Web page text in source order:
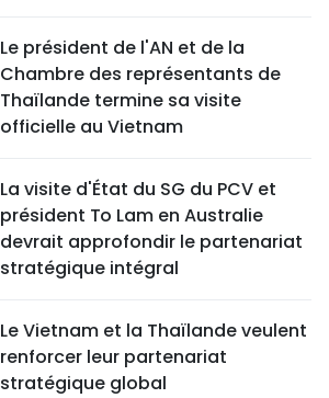
Le président de l'AN et de la
Chambre des représentants de
Thaïlande termine sa visite
officielle au Vietnam
La visite d'État du SG du PCV et
président To Lam en Australie
devrait approfondir le partenariat
stratégique intégral
Le Vietnam et la Thaïlande veulent
renforcer leur partenariat
stratégique global